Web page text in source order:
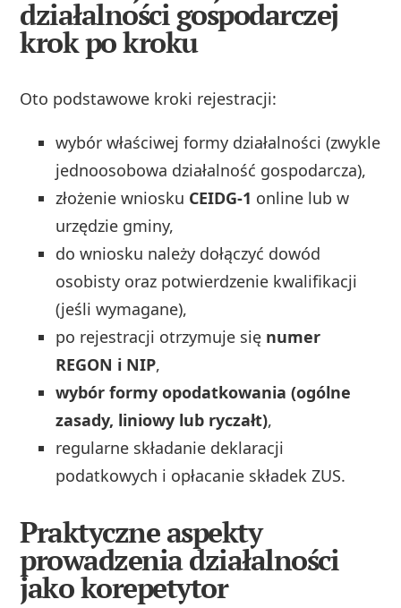
działalności gospodarczej
krok po kroku
Oto podstawowe kroki rejestracji:
wybór właściwej formy działalności (zwykle
jednoosobowa działalność gospodarcza),
złożenie wniosku CEIDG-1 online lub w
urzędzie gminy,
do wniosku należy dołączyć dowód
osobisty oraz potwierdzenie kwalifikacji
(jeśli wymagane),
po rejestracji otrzymuje się numer
REGON i NIP,
wybór formy opodatkowania (ogólne
zasady, liniowy lub ryczałt),
regularne składanie deklaracji
podatkowych i opłacanie składek ZUS.
Praktyczne aspekty
prowadzenia działalności
jako korepetytor